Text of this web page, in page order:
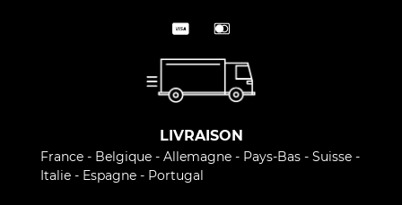
LIVRAISON
France - Belgique - Allemagne - Pays-Bas - Suisse -
Italie - Espagne - Portugal